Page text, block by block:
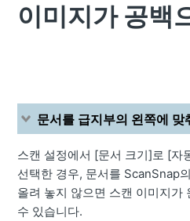
이미지가 공백
문서를 급지부의 왼쪽에
스캔 설정에서 [문서 크기]로 [자
선택한 경우, 문서를 ScanSnap
올려 놓지 않으면 스캔 이미지가
수 있습니다.